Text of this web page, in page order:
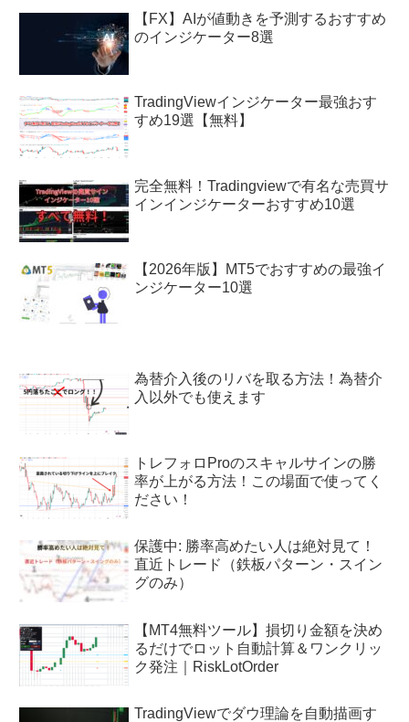
【FX】AIが値動きを予測するおすすめ
のインジケーター8選
TradingViewインジケーター最強おす
すめ19選【無料】
完全無料！Tradingviewで有名な売買サ
インインジケーターおすすめ10選
【2026年版】MT5でおすすめの最強イ
ンジケーター10選
為替介入後のリバを取る方法！為替介
入以外でも使えます
トレフォロProのスキャルサインの勝
率が上がる方法！この場面で使ってく
ださい！
保護中: 勝率高めたい人は絶対見て！
直近トレード（鉄板パターン・スイン
グのみ）
【MT4無料ツール】損切り金額を決め
るだけでロット自動計算＆ワンクリッ
ク発注｜RiskLotOrder
TradingViewでダウ理論を自動描画す